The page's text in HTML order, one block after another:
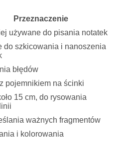
Przeznaczenie
używane do pisania notatek
do szkicowania i nanoszenia
błędów
pojemnikiem na ścinki
15 cm, do rysowania
ważnych fragmentów
i kolorowania